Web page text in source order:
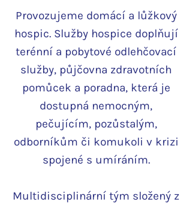
Provozujeme domácí a lůžkový
hospic. Služby hospice doplňují
terénní a pobytové odlehčovací
služby, půjčovna zdravotních
pomůcek a poradna, která je
dostupná nemocným,
pečujícím, pozůstalým,
odborníkům či komukoli v krizi
spojené s umíráním.
Multidisciplinární tým složený z